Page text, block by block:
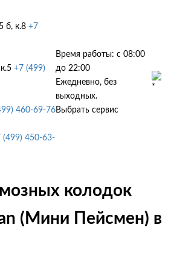
б, к.8 +7
+7 (499)
460-69-76
(499) 450-63-
Время работы: с 08:00
до 22:00
Ежедневно, без
выходных.
Выбрать сервис
колодок
(Мини Пейсмен) в